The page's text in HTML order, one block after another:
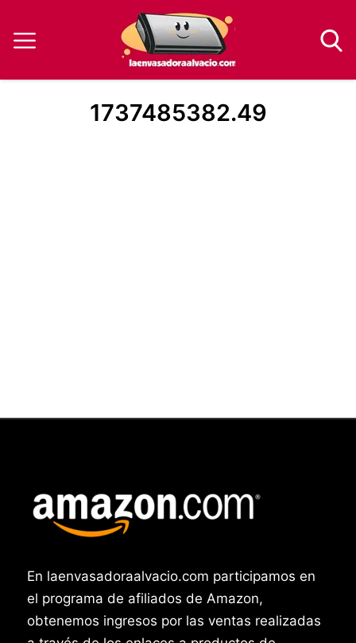
1737485382.49
En laenvasadoraalvacio.com participamos en
el programa de afiliados de Amazon,
obtenemos ingresos por las ventas realizadas